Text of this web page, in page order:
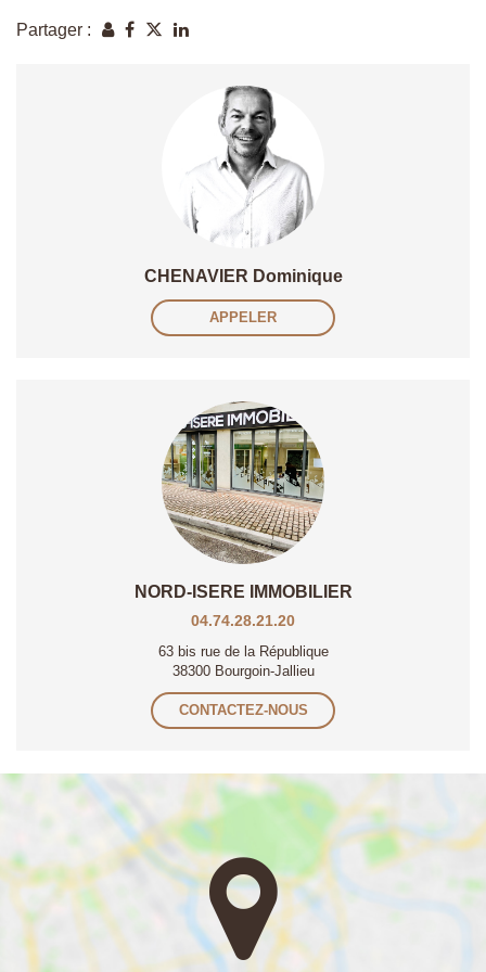
Partager :
CHENAVIER Dominique
APPELER
NORD-ISERE IMMOBILIER
04.74.28.21.20
63 bis rue de la République
38300 Bourgoin-Jallieu
CONTACTEZ-NOUS